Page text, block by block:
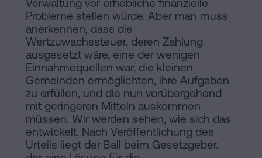
Verwaltung vor erhebliche finanzielle
Probleme stellen würde. Aber man muss
anerkennen, dass die
Wertzuwachssteuer, deren Zahlung
ausgesetzt wäre, eine der wenigen
Einnahmequellen war, die kleinen
Gemeinden ermöglichten, ihre Aufgaben
zu erfüllen, und die nun vorübergehend
mit geringeren Mitteln auskommen
müssen. Wir werden sehen, wie sich das
entwickelt. Nach Veröffentlichung des
Urteils liegt der Ball beim Gesetzgeber,